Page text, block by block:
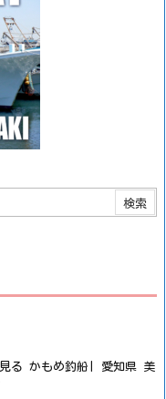
る かもめ釣船| 愛知県 美